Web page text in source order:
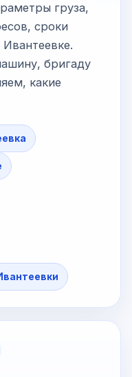
груза,
сроки
бригаду
какие